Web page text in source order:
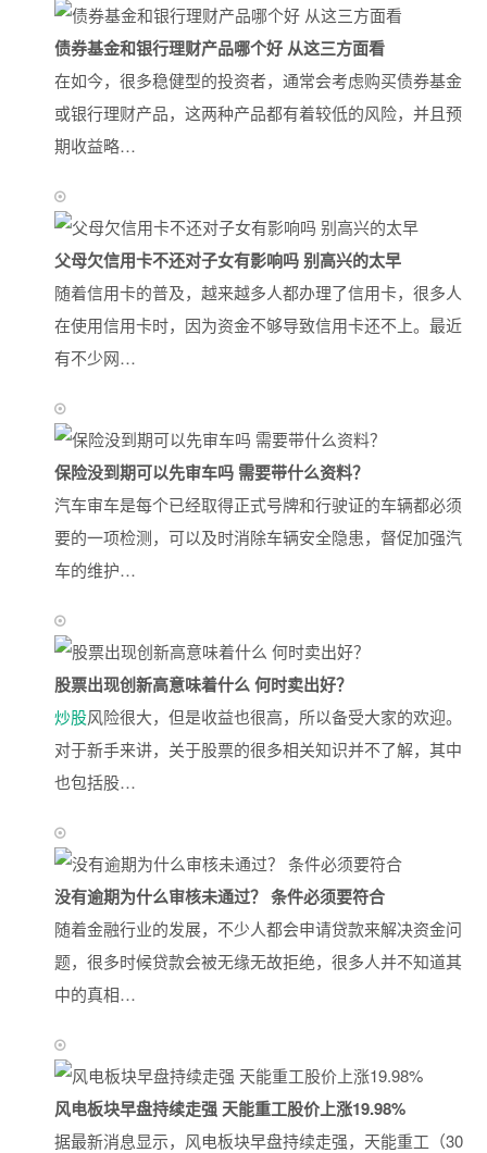
债券基金和银行理财产品哪个好 从这三方面看
在如今，很多稳健型的投资者，通常会考虑购买债券基金
或银行理财产品，这两种产品都有着较低的风险，并且预
期收益略…
父母欠信用卡不还对子女有影响吗 别高兴的太早
随着信用卡的普及，越来越多人都办理了信用卡，很多人
在使用信用卡时，因为资金不够导致信用卡还不上。最近
有不少网…
保险没到期可以先审车吗 需要带什么资料？
汽车审车是每个已经取得正式号牌和行驶证的车辆都必须
要的一项检测，可以及时消除车辆安全隐患，督促加强汽
车的维护…
股票出现创新高意味着什么 何时卖出好？
炒股风险很大，但是收益也很高，所以备受大家的欢迎。
对于新手来讲，关于股票的很多相关知识并不了解，其中
也包括股…
没有逾期为什么审核未通过？ 条件必须要符合
随着金融行业的发展，不少人都会申请贷款来解决资金问
题，很多时候贷款会被无缘无故拒绝，很多人并不知道其
中的真相…
风电板块早盘持续走强 天能重工股价上涨19.98%
据最新消息显示，风电板块早盘持续走强，天能重工（30